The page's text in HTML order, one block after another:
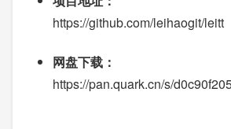
https://github.com/leihaogit/leitt
网盘下载：
https://pan.quark.cn/s/